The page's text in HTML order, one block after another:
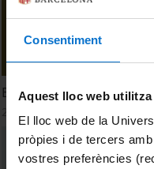
Consentiment
Aquest lloc web utilitza
El lloc web de la
pròpies i de tercers
vostres preferències
Entre nosati: eth tòn